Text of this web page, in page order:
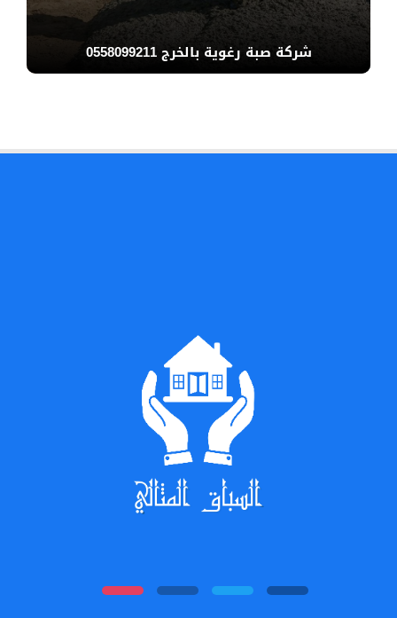
شركة صبة رغوية بالخرج 0558099211